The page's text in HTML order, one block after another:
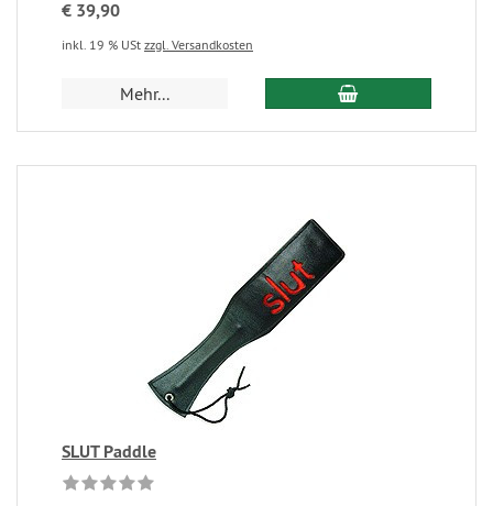
€ 39,90
inkl. 19 % USt zzgl. Versandkosten
Mehr...
SLUT Paddle